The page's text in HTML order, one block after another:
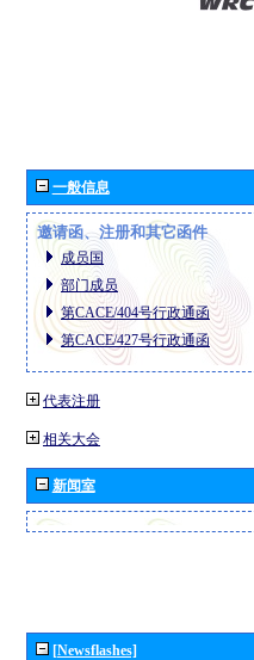
一般信息
邀请函、注册和其它函件
成员国
部门成员
第CACE/404号行政通函
第CACE/427号行政通函
代表注册
相关大会
新闻室
[Newsflashes]